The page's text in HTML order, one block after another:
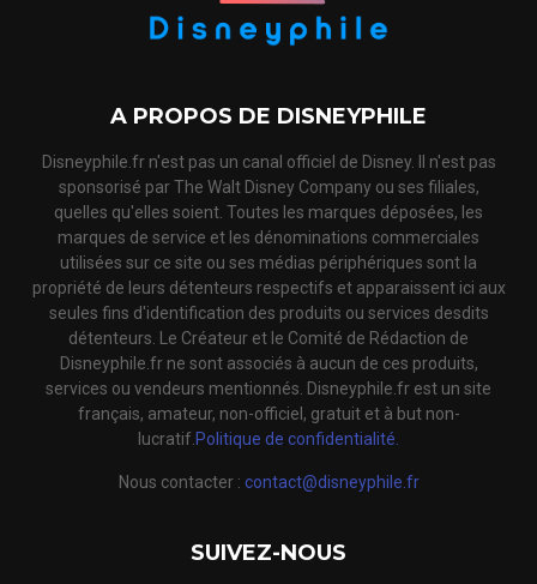
A PROPOS DE DISNEYPHILE
Disneyphile.fr n'est pas un canal officiel de Disney. Il n'est pas
sponsorisé par The Walt Disney Company ou ses filiales,
quelles qu'elles soient. Toutes les marques déposées, les
marques de service et les dénominations commerciales
utilisées sur ce site ou ses médias périphériques sont la
propriété de leurs détenteurs respectifs et apparaissent ici aux
seules fins d'identification des produits ou services desdits
détenteurs. Le Créateur et le Comité de Rédaction de
Disneyphile.fr ne sont associés à aucun de ces produits,
services ou vendeurs mentionnés. Disneyphile.fr est un site
français, amateur, non-officiel, gratuit et à but non-
lucratif.Politique de confidentialité.
Nous contacter : contact@disneyphile.fr
SUIVEZ-NOUS